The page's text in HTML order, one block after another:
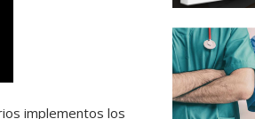
implementos los